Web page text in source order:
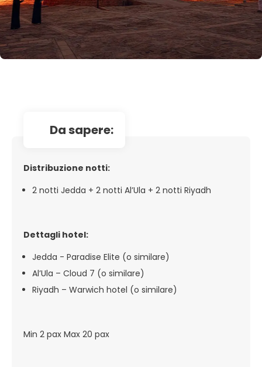
da sapere:
Distribuzione notti:
2 notti Jedda + 2 notti Al’Ula + 2 notti Riyadh
Dettagli hotel:
Jedda - Paradise Elite (o similare)
Al’Ula – Cloud 7 (o similare)
Riyadh – Warwich hotel (o similare)
Min 2 pax Max 20 pax